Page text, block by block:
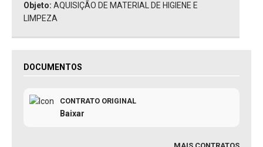
Objeto: AQUISIÇÃO DE MATERIAL DE HIGIENE E
LIMPEZA
DOCUMENTOS
CONTRATO ORIGINAL
Baixar